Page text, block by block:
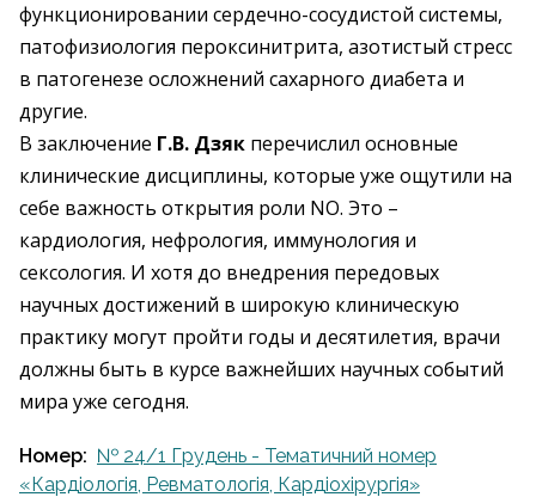
функционировании сердечно-сосудистой системы,
патофизиология пероксинитрита, азотистый стресс
в патогенезе осложнений сахарного диабета и
другие.
В заключение Г.В. Дзяк перечислил основные
клинические дисциплины, которые уже ощутили на
себе важность открытия роли NO. Это –
кардиология, нефрология, иммунология и
сексология. И хотя до внедрения передовых
научных достижений в широкую клиническую
практику могут пройти годы и десятилетия, врачи
должны быть в курсе важнейших научных событий
мира уже сегодня.
Номер: № 24/1 Грудень - Тематичний номер
«Кардіологія, Ревматологія, Кардіохірургія»